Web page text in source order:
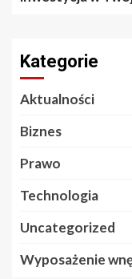
Kategorie
Aktualności
Biznes
Prawo
Technologia
Uncategorized
Wyposażenie